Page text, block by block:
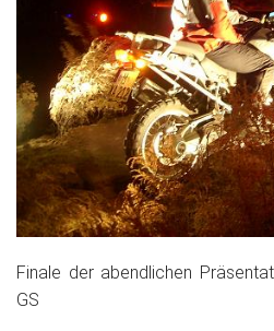
Finale der abendlichen
GS